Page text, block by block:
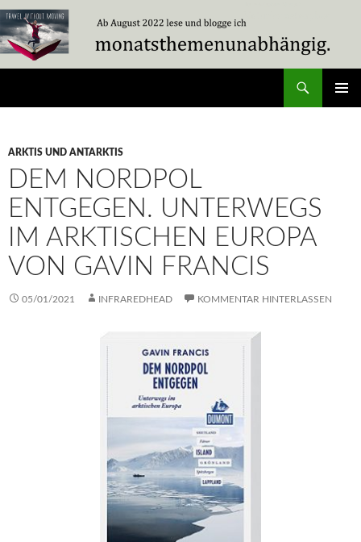
Zum
Inhalt
springen
ARKTIS UND ANTARKTIS
DEM NORDPOL
ENTGEGEN. UNTERWEGS
IM ARKTISCHEN EUROPA
VON GAVIN FRANCIS
05/01/2021 INFRAREDHEAD KOMMENTAR HINTERLASSEN